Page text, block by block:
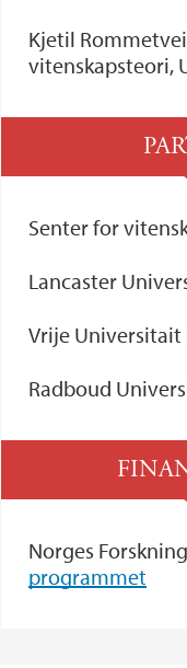
Kjetil
vitenskapsteori,
Senter for
Lancaster
Vrije Universitait
Radboud
Norges
programmet